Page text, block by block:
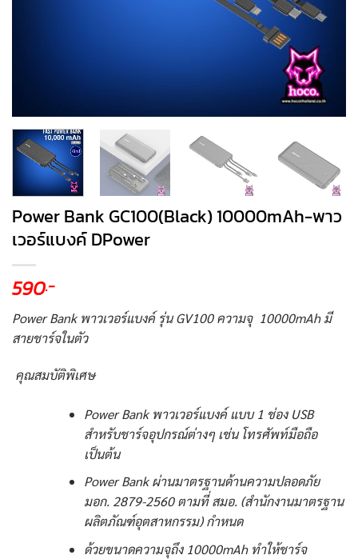
Power Bank GC100(Black) 10000mAh-พาว
เวอร์แบงค์ DPower
590.-
Power Bank พาวเวอร์แบงค์ รุ่น GV100 ความจุ 10000mAh มี
สายชาร์จในตัว
คุณสมบัติพิเศษ
Power Bank พาวเวอร์แบงค์ แบบ 1 ช่อง USB
สำหรับชาร์จอุปกรณ์ต่างๆ เช่น โทรศัพท์มือถือ
เป็นต้น
Power Bank ผ่านมาตรฐานด้านความปลอดภัย
มอก. 2879-2560 ตามที่ สมอ. (สำนักงานมาตรฐาน
ผลิตภัณฑ์อุตสาหกรรม) กำหนด
ด้วยขนาดความจุถึง 10000mAh ทำให้ชาร์จ